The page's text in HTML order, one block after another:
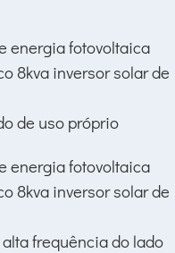
de uso próprio
frequência do lado